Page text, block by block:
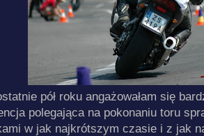
pół roku angażowałam się
polegająca na pokonaniu toru
w jak najkrótszym czasie i z jak